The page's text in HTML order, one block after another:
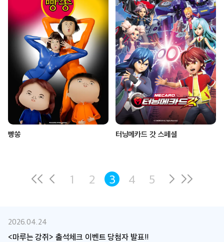
빵쏭 터닝메카드 갓 스페셜
1 2 3 4 5
2026.04.24
<마루는 강쥐> 출석체크 이벤트 당첨자 발표!!
2026.04.01
<정반대의 너와 나> 당첨자 발표!